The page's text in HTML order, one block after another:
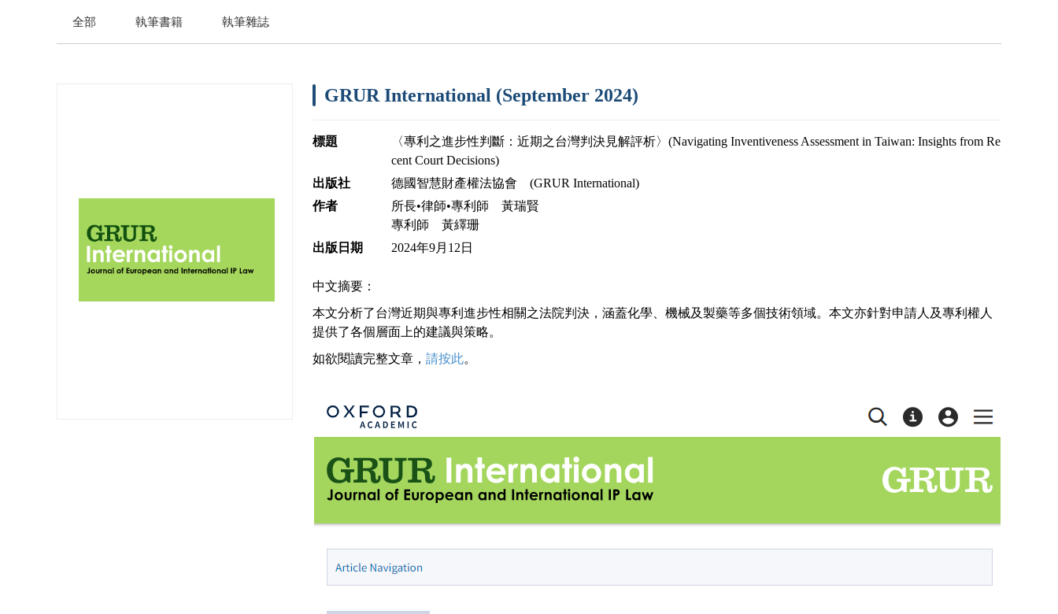
全部 執筆書籍 執筆雜誌
GRUR International (September 2024)
標題
〈專利之進步性判斷：近期之台灣判決見解評析〉(Navigating Inventiveness Assessment in Taiwan: Insights from Re
cent Court Decisions)
出版社
德國智慧財產權法協會 (GRUR International)
作者
所長•律師•專利師 黃瑞賢
專利師 黃繹珊
出版日期
2024年9月12日
中文摘要：
本文分析了台灣近期與專利進步性相關之法院判決，涵蓋化學、機械及製藥等多個技術領域。本文亦針對申請人及專利權人
提供了各個層面上的建議與策略。
如欲閱讀完整文章， 請按此。